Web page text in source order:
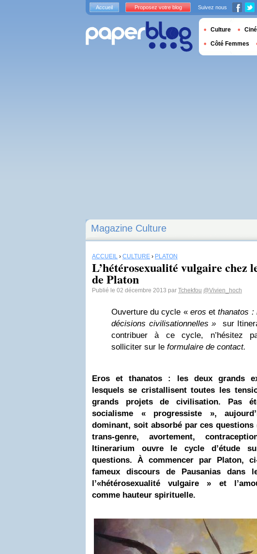
Magazine Culture
ACCUEIL › CULTURE › PLATON
L’hétérosexualité vulgaire chez
de Platon
Publié le 02 décembre 2013 par Tchekfou @Vivien_hoch
Ouverture du cycle « erosetthanatos :
décisions civilisationnelles »
sur
contribuer à ce cycle, n’hésitez
solliciter sur le formulaire de contact.
Eros et thanatos : les deux grands
lesquels se cristallisent toutes les
grands projets de civilisation. Pas
socialisme « progressiste »,
dominant, soit absorbé par ces questions
trans-genre, avortement,
Itinerarium ouvre le cycle d’étude
questions. À commencer par Platon,
fameux discours de Pausanias dans
l’«hétérosexualité vulgaire » et
comme hauteur spirituelle.
Accueil Proposez votre blog Suivez nous
Culture
Côté Femmes